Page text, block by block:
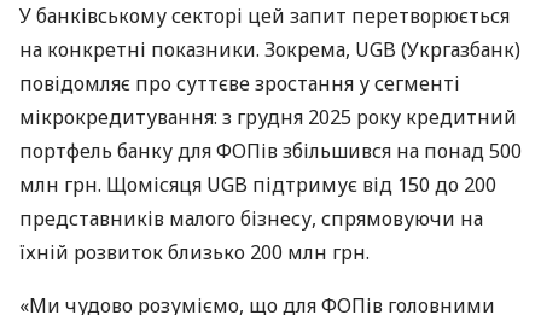
У банківському секторі цей запит перетворюється
на конкретні показники. Зокрема, UGB (Укргазбанк)
повідомляє про суттєве зростання у сегменті
мікрокредитування: з грудня 2025 року кредитний
портфель банку для ФОПів збільшився на понад 500
млн грн. Щомісяця UGB підтримує від 150 до 200
представників малого бізнесу, спрямовуючи на
їхній розвиток близько 200 млн грн.
«Ми чудово розуміємо, що для ФОПів головними